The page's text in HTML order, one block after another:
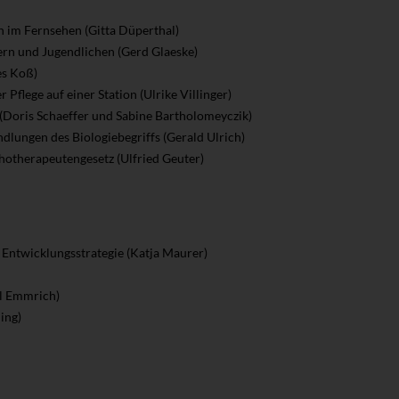
im Fernsehen (Gitta Düperthal)
und Jugendlichen (Gerd Glaeske)
Koß)
Pflege auf einer Station (Ulrike Villinger)
Schaeffer und Sabine Bartholomeyczik)
des Biologiebegriffs (Gerald Ulrich)
(Ulfried Geuter)
(Katja Maurer)
Emmrich)